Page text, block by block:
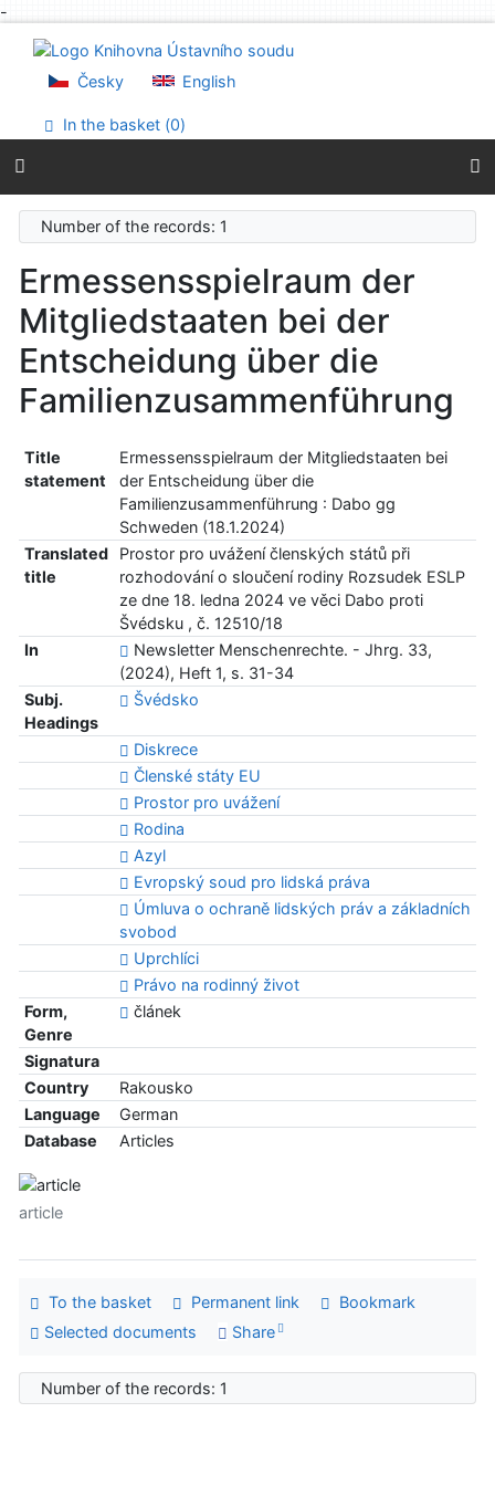
-
Go to menu
Accessibility declaration
Česky English
In the basket (0)
Number of the records: 1
Ermessensspielraum der
Mitgliedstaaten bei der
Entscheidung über die
Familienzusammenführung
Title
statement
Ermessensspielraum der Mitgliedstaaten bei
der Entscheidung über die
Familienzusammenführung : Dabo gg
Schweden (18.1.2024)
Translated
title
Prostor pro uvážení členských států při
rozhodování o sloučení rodiny Rozsudek ESLP
ze dne 18. ledna 2024 ve věci Dabo proti
Švédsku , č. 12510/18
In
Newsletter Menschenrechte. - Jhrg. 33,
(2024), Heft 1, s. 31-34
Subj.
Headings
Švédsko
Diskrece
Členské státy EU
Prostor pro uvážení
Rodina
Azyl
Evropský soud pro lidská práva
Úmluva o ochraně lidských práv a základních
svobod
Uprchlíci
Právo na rodinný život
Form,
Genre
článek
Signatura
Country
Rakousko
Language
German
Database
Articles
article
To the basket Permanent link
Bookmark
Selected documents
Share
Number of the records: 1